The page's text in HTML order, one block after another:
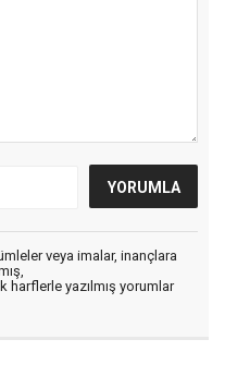
veya imalar, inançlara
harflerle yazılmış yorumlar